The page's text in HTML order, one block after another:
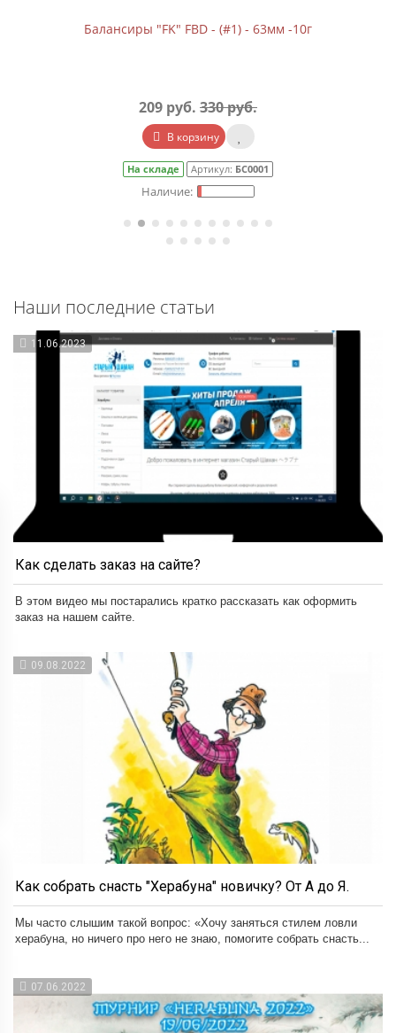
Балансиры "FK" FBD - (#1) - 63мм -10г
209 руб. 330 руб.
В корзину
На складе Артикул: БС0001
Наши последние статьи
11.06.2023
Как сделать заказ на сайте?
В этом видео мы постарались кратко рассказать как оформить
заказ на нашем сайте.
09.08.2022
Как собрать снасть "Херабуна" новичку? От А до Я.
Мы часто слышим такой вопрос: «Хочу заняться стилем ловли
херабуна, но ничего про него не знаю, помогите собрать снасть...
07.06.2022